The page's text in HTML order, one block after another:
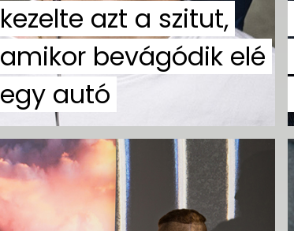
kezelte azt a szitut,
amikor bevágódik elé
egy autó